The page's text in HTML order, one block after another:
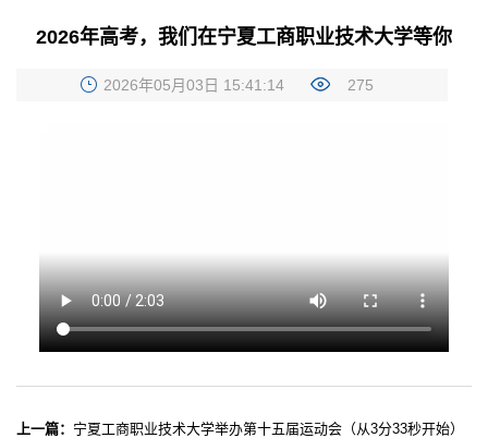
2026年高考，我们在宁夏工商职业技术大学等你
2026年05月03日 15:41:14 275
上一篇： 宁夏工商职业技术大学举办第十五届运动会（从3分33秒开始）